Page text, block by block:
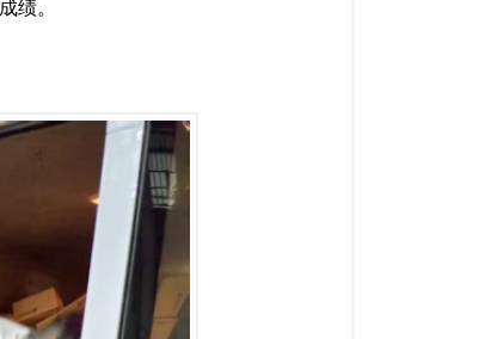
绩。